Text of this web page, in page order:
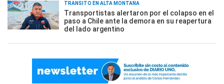
TRÁNSITO EN ALTA MONTAÑA
Transportistas alertaron por el colapso en el
paso a Chile ante la demora en su reapertura
del lado argentino